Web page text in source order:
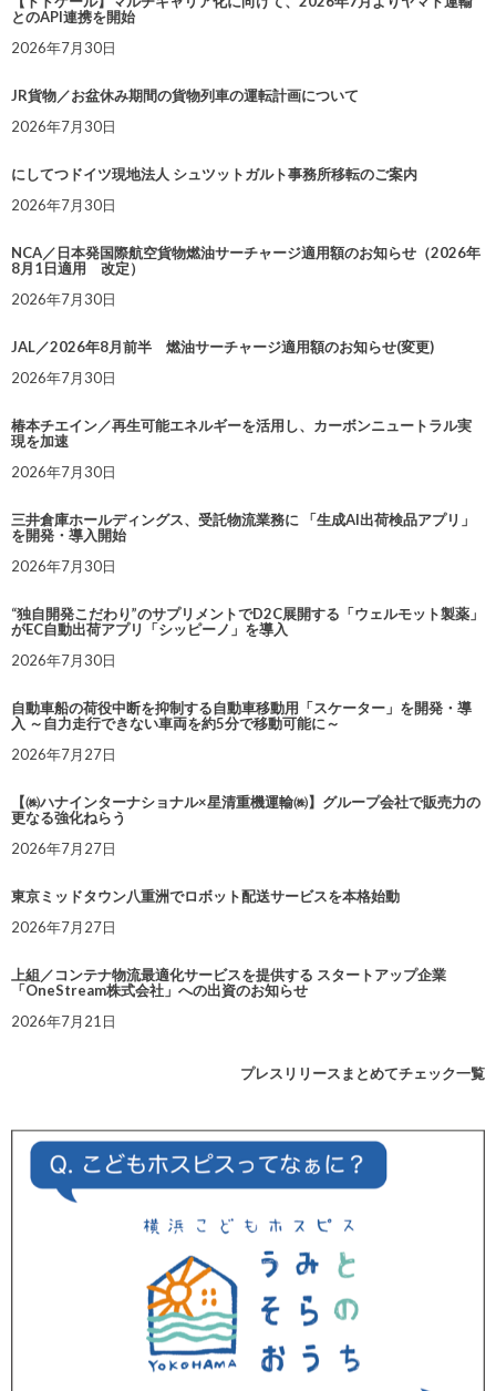
とのAPI連携を開始
2026年7月30日
JR貨物／お盆休み期間の貨物列車の運転計画について
2026年7月30日
にしてつドイツ現地法人 シュツットガルト事務所移転のご案内
2026年7月30日
NCA／日本発国際航空貨物燃油サーチャージ適用額のお知らせ（2026年
8月1日適用 改定）
2026年7月30日
JAL／2026年8月前半 燃油サーチャージ適用額のお知らせ(変更)
2026年7月30日
椿本チエイン／再生可能エネルギーを活用し、カーボンニュートラル実
現を加速
2026年7月30日
三井倉庫ホールディングス、受託物流業務に 「生成AI出荷検品アプリ」
を開発・導入開始
2026年7月30日
“独自開発こだわり”のサプリメントでD2C展開する「ウェルモット製薬」
がEC自動出荷アプリ「シッピーノ」を導入
2026年7月30日
自動車船の荷役中断を抑制する自動車移動用「スケーター」を開発・導
入 ～自力走行できない車両を約5分で移動可能に～
2026年7月27日
【㈱ハナインターナショナル×星清重機運輸㈱】グループ会社で販売力の
更なる強化ねらう
2026年7月27日
東京ミッドタウン八重洲でロボット配送サービスを本格始動
2026年7月27日
上組／コンテナ物流最適化サービスを提供する スタートアップ企業
「OneStream株式会社」への出資のお知らせ
2026年7月21日
プレスリリースまとめてチェック一覧